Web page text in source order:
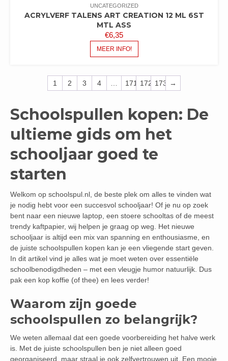
UNCATEGORIZED
ACRYLVERF TALENS ART CREATION 12 ML 6ST
MTL ASS
€6,35
MEER INFO!
1 2 3 4 … 171 172 173 →
Schoolspullen kopen: De
ultieme gids om het
schooljaar goed te
starten
Welkom op schoolspul.nl, de beste plek om alles te vinden wat
je nodig hebt voor een succesvol schooljaar! Of je nu op zoek
bent naar een nieuwe laptop, een stoere schooltas of de meest
trendy kaftpapier, wij helpen je graag op weg. Het nieuwe
schooljaar is altijd een mix van spanning en enthousiasme, en
de juiste schoolspullen kopen kan je een vliegende start geven.
In dit artikel vind je alles wat je moet weten over essentiële
schoolbenodigdheden – met een vleugje humor natuurlijk. Dus
pak een kop koffie (of thee) en lees verder!
Waarom zijn goede
schoolspullen zo belangrijk?
We weten allemaal dat een goede voorbereiding het halve werk
is. Met de juiste schoolspullen ben je niet alleen goed
georganiseerd, maar straal je ook zelfvertrouwen uit. Een mooie